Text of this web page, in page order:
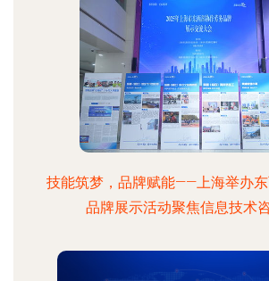
技能筑梦，品牌赋能——上海举办
品牌展示活动聚焦信息技术